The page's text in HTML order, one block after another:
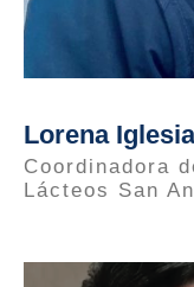
Lorena
Coordinadora
Lácteos San